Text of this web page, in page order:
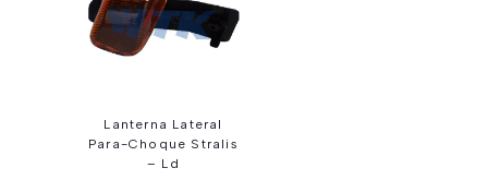
Lanterna Lateral
Para-Choque Stralis
– Ld